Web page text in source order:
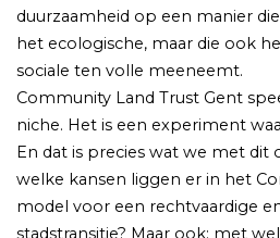
duurzaamheid op een manier
het ecologische, maar die ook
sociale ten volle meeneemt.
Community Land Trust Gent
niche. Het is een experiment
En dat is precies wat we met dit
welke kansen liggen er in het
model voor een rechtvaardige
stadstransitie? Maar ook: met